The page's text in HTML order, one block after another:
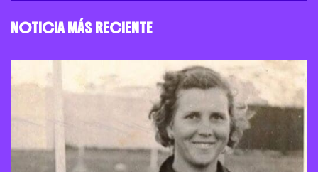
NOTICIA MÁS RECIENTE